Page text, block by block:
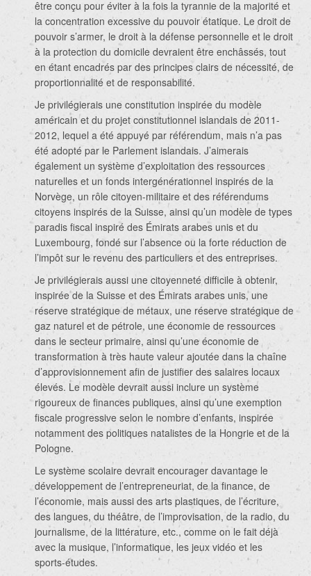
être conçu pour éviter à la fois la tyrannie de la majorité et
la concentration excessive du pouvoir étatique. Le droit de
pouvoir s’armer, le droit à la défense personnelle et le droit
à la protection du domicile devraient être enchâssés, tout
en étant encadrés par des principes clairs de nécessité, de
proportionnalité et de responsabilité.
Je privilégierais une constitution inspirée du modèle
américain et du projet constitutionnel islandais de 2011-
2012, lequel a été appuyé par référendum, mais n’a pas
été adopté par le Parlement islandais. J’aimerais
également un système d’exploitation des ressources
naturelles et un fonds intergénérationnel inspirés de la
Norvège, un rôle citoyen-militaire et des référendums
citoyens inspirés de la Suisse, ainsi qu’un modèle de types
paradis fiscal inspiré des Émirats arabes unis et du
Luxembourg, fondé sur l’absence ou la forte réduction de
l’impôt sur le revenu des particuliers et des entreprises.
Je privilégierais aussi une citoyenneté difficile à obtenir,
inspirée de la Suisse et des Émirats arabes unis, une
réserve stratégique de métaux, une réserve stratégique de
gaz naturel et de pétrole, une économie de ressources
dans le secteur primaire, ainsi qu’une économie de
transformation à très haute valeur ajoutée dans la chaîne
d’approvisionnement afin de justifier des salaires locaux
élevés. Le modèle devrait aussi inclure un système
rigoureux de finances publiques, ainsi qu’une exemption
fiscale progressive selon le nombre d’enfants, inspirée
notamment des politiques natalistes de la Hongrie et de la
Pologne.
Le système scolaire devrait encourager davantage le
développement de l’entrepreneuriat, de la finance, de
l’économie, mais aussi des arts plastiques, de l’écriture,
des langues, du théâtre, de l’improvisation, de la radio, du
journalisme, de la littérature, etc., comme on le fait déjà
avec la musique, l’informatique, les jeux vidéo et les
sports-études.